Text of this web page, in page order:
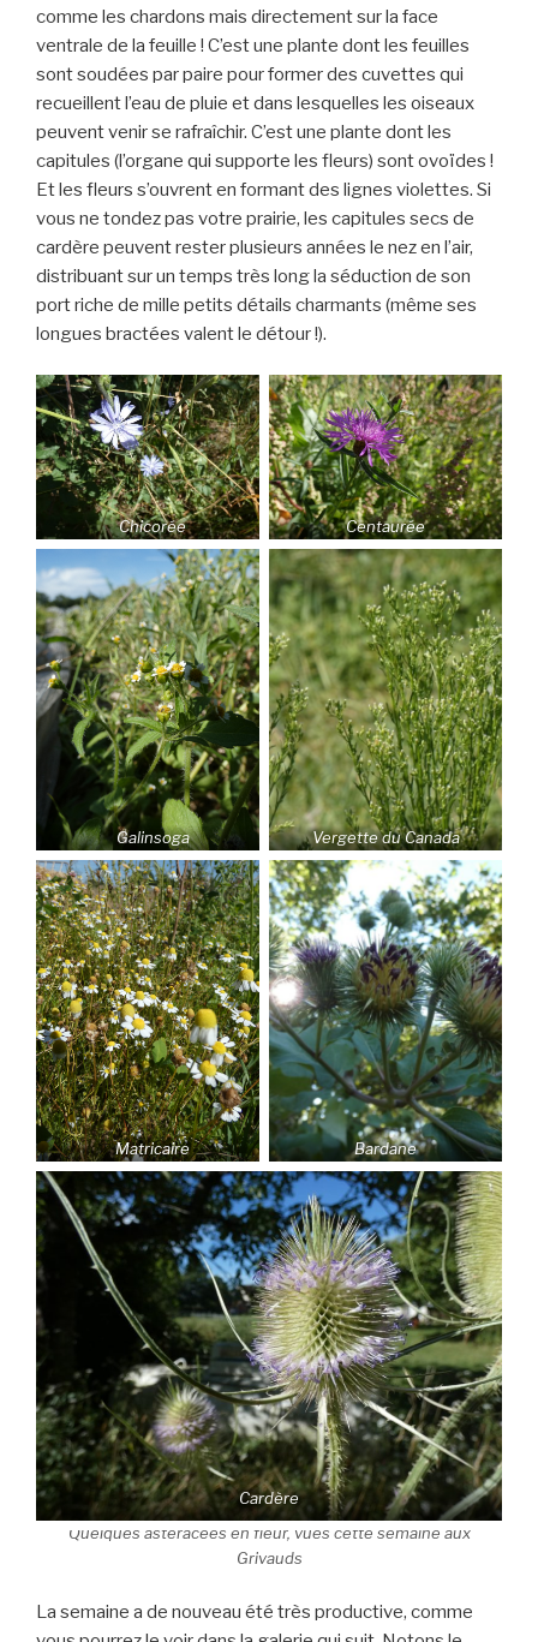
comme les chardons mais directement sur la face
ventrale de la feuille ! C’est une plante dont les feuilles
sont soudées par paire pour former des cuvettes qui
recueillent l’eau de pluie et dans lesquelles les oiseaux
peuvent venir se rafraîchir. C’est une plante dont les
capitules (l’organe qui supporte les fleurs) sont ovoïdes !
Et les fleurs s’ouvrent en formant des lignes violettes. Si
vous ne tondez pas votre prairie, les capitules secs de
cardère peuvent rester plusieurs années le nez en l’air,
distribuant sur un temps très long la séduction de son
port riche de mille petits détails charmants (même ses
longues bractées valent le détour !).
Chicorée Centaurée
Galinsoga Vergette du Canada
Matricaire Bardane
Cardère
Quelques astéracées en fleur, vues cette semaine aux
Grivauds
La semaine a de nouveau été très productive, comme